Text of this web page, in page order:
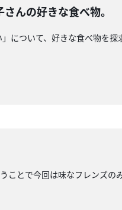
んの好きな食べ物。
について、好きな食べ物を
とで今回は味なフレンズの